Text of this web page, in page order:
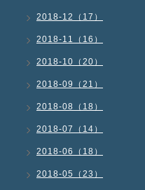
2018-12（17）
2018-11（16）
2018-10（20）
2018-09（21）
2018-08（18）
2018-07（14）
2018-06（18）
2018-05（23）